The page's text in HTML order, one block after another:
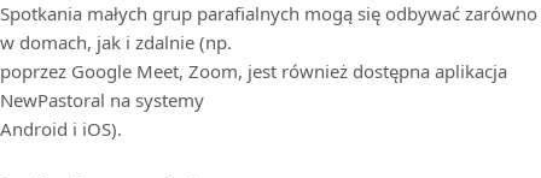
Spotkania małych grup parafialnych mogą się odbywać zarówno
w domach, jak i zdalnie (np.
poprzez Google Meet, Zoom, jest również dostępna aplikacja
NewPastoral na systemy
Android i iOS).